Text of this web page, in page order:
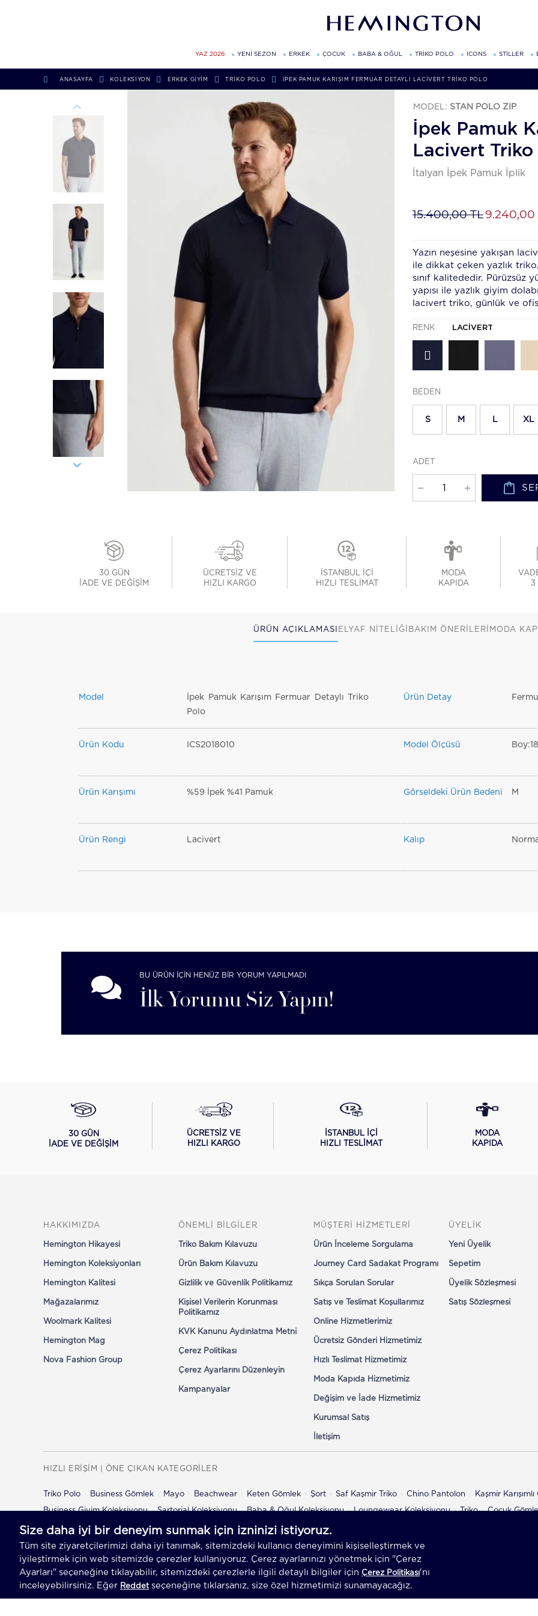
YAZ 2026 YENİ SEZON ERKEK ÇOCUK BABA & OĞUL TRİKO POLO ICONS STİLLER
ANASAYFA KOLEKSIYON ERKEK GIYIM TRIKO POLO İPEK PAMUK KARIŞIM FERMUAR DETAYLI LACIVERT TRIKO POLO
MODEL: STAN POLO ZIP
İpek Pamuk
Lacivert Triko
İtalyan İpek Pamuk İplik
15.400,00 TL9.240,00
Yazın neşesine yakışan
ile dikkat çeken yazlık
sınıf kalitededir. Pürüzsüz
yapısı ile yazlık giyim
lacivert triko, günlük ve
RENK LACIVERT
BEDEN
S M L XL
ADET
30 GÜN
İADE VE DEĞİŞİM
ÜCRETSİZ VE
HIZLI KARGO
İSTANBUL İÇİ
HIZLI TESLİMAT
MODA
KAPIDA
3
ÜRÜN AÇIKLAMASI ELYAF NİTELİĞİ BAKIM ÖNERİLERİ MODA
Model
İpek Pamuk Karışım Fermuar Detaylı Triko
Polo
Ürün Kodu ICS2018010
Ürün Karışımı %59 İpek %41 Pamuk
Ürün Rengi Lacivert
Ürün Detay
Model Ölçüsü
Görseldeki Ürün Bedeni M
Kalıp
BU ÜRÜN İÇİN HENÜZ BİR YORUM YAPILMADI
İlk Yorumu Siz Yapın!
30 GÜN
İADE VE DEĞİŞİM
ÜCRETSİZ VE
HIZLI KARGO
İSTANBUL İÇİ
HIZLI TESLİMAT
MODA
KAPIDA
HAKKIMIZDA
Hemington Hikayesi
Hemington Koleksiyonları
Hemington Kalitesi
Mağazalarımız
Woolmark Kalitesi
Hemington Mag
Nova Fashion Group
ÖNEMLİ BİLGİLER
Triko Bakım Kılavuzu
Ürün Bakım Kılavuzu
Gizlilik ve Güvenlik Politikamız
Kişisel Verilerin Korunması
Politikamız
KVK Kanunu Aydınlatma Metni
Çerez Politikası
Çerez Ayarlarını Düzenleyin
Kampanyalar
MÜŞTERİ HİZMETLERİ
Ürün İnceleme Sorgulama
Journey Card Sadakat Programı
Sıkça Sorulan Sorular
Satış ve Teslimat Koşullarımız
Online Hizmetlerimiz
Ücretsiz Gönderi Hizmetimiz
Hızlı Teslimat Hizmetimiz
Moda Kapıda Hizmetimiz
Değişim ve İade Hizmetimiz
Kurumsal Satış
İletişim
ÜYELİK
Yeni Üyelik
Sepetim
Üyelik Sözleşmesi
Satış Sözleşmesi
HIZLI ERİŞİM | ÖNE ÇIKAN KATEGORİLER
Triko Polo Business Gömlek Mayo Beachwear Keten Gömlek Şort Saf Kaşmir Triko Chino Pantolon Kaşmir
Business Giyim Koleksiyonu Sartorial Koleksiyonu Baba & Oğul Koleksiyonu Loungewear Koleksiyonu Triko Çocuk
Çocuk Şort Çocuk Pantolon
© 2026 Hemington
Her Hakkı Saklıdır, Kopyalanamaz.